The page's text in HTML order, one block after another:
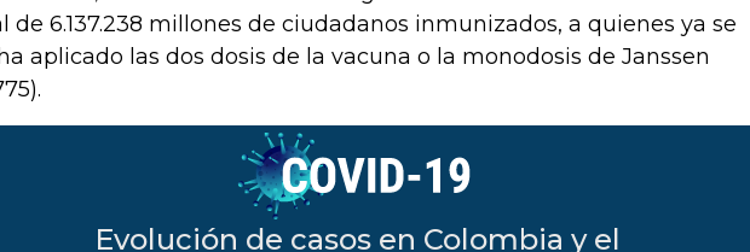
de 6.137.238 millones de ciudadanos inmunizados, a quienes ya se
aplicado las dos dosis de la vacuna o la monodosis de Janssen